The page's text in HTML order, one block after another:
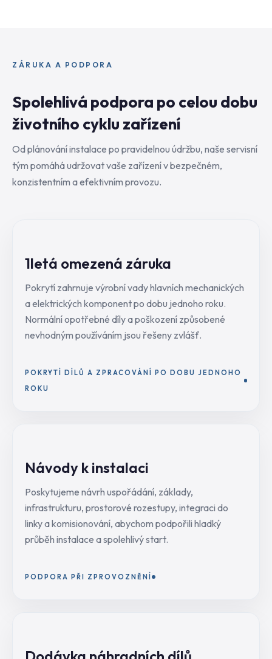
ZÁRUKA A PODPORA
Spolehlivá podpora po celou dobu
životního cyklu zařízení
Od plánování instalace po pravidelnou údržbu, naše servisní
tým pomáhá udržovat vaše zařízení v bezpečném,
konzistentním a efektivním provozu.
1letá omezená záruka
Pokrytí zahrnuje výrobní vady hlavních mechanických
a elektrických komponent po dobu jednoho roku.
Normální opotřebné díly a poškození způsobené
nevhodným používáním jsou řešeny zvlášť.
POKRYTÍ DÍLŮ A ZPRACOVÁNÍ PO DOBU JEDNOHO
ROKU
Návody k instalaci
Poskytujeme návrh uspořádání, základy,
infrastrukturu, prostorové rozestupy, integraci do
linky a komisionování, abychom podpořili hladký
průběh instalace a spolehlivý start.
PODPORA PŘI ZPROVOZNĚNÍ